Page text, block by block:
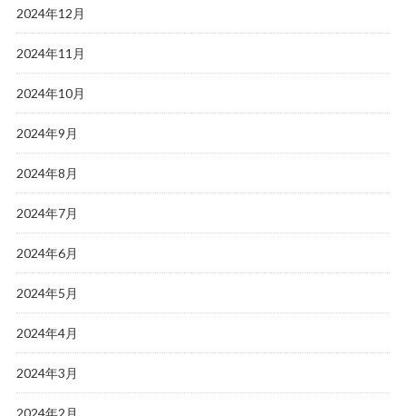
2024年12月
2024年11月
2024年10月
2024年9月
2024年8月
2024年7月
2024年6月
2024年5月
2024年4月
2024年3月
2024年2月